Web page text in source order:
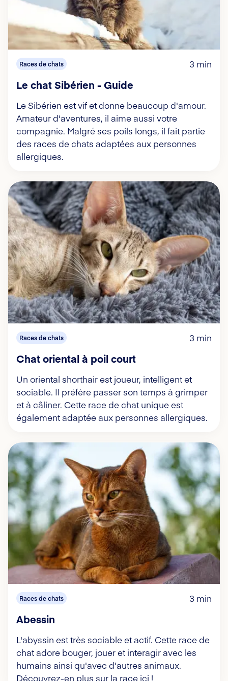
Races de chats 3 min
Le chat Sibérien - Guide
Le Sibérien est vif et donne beaucoup d'amour.
Amateur d'aventures, il aime aussi votre
compagnie. Malgré ses poils longs, il fait partie
des races de chats adaptées aux personnes
allergiques.
Races de chats 3 min
Chat oriental à poil court
Un oriental shorthair est joueur, intelligent et
sociable. Il préfère passer son temps à grimper
et à câliner. Cette race de chat unique est
également adaptée aux personnes allergiques.
Races de chats 3 min
Abessin
L'abyssin est très sociable et actif. Cette race de
chat adore bouger, jouer et interagir avec les
humains ainsi qu'avec d'autres animaux.
Découvrez-en plus sur la race ici !